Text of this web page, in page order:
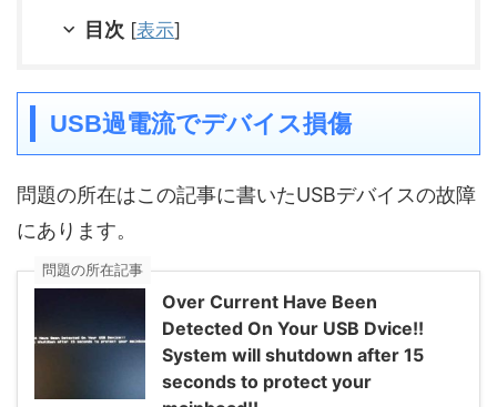
目次 [表示]
USB過電流でデバイス損傷
問題の所在はこの記事に書いたUSBデバイスの故障
にあります。
問題の所在記事
Over Current Have Been
Detected On Your USB Dvice!!
System will shutdown after 15
seconds to protect your